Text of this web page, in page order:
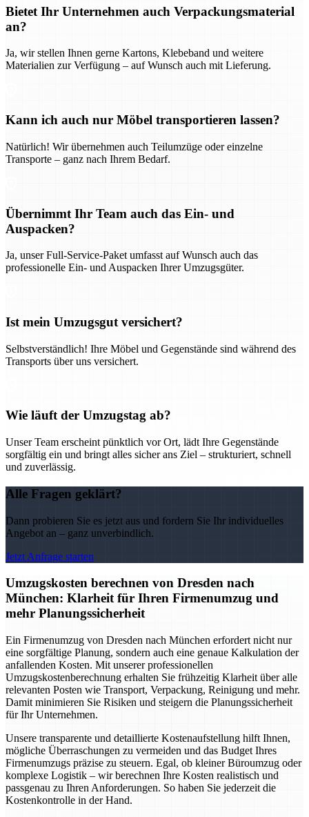
Bietet Ihr Unternehmen auch Verpackungsmaterial
an?
Ja, wir stellen Ihnen gerne Kartons, Klebeband und weitere
Materialien zur Verfügung – auf Wunsch auch mit Lieferung.
Kann ich auch nur Möbel transportieren lassen?
Natürlich! Wir übernehmen auch Teilumzüge oder einzelne
Transporte – ganz nach Ihrem Bedarf.
Übernimmt Ihr Team auch das Ein- und
Auspacken?
Ja, unser Full-Service-Paket umfasst auf Wunsch auch das
professionelle Ein- und Auspacken Ihrer Umzugsgüter.
Ist mein Umzugsgut versichert?
Selbstverständlich! Ihre Möbel und Gegenstände sind während des
Transports über uns versichert.
Wie läuft der Umzugstag ab?
Unser Team erscheint pünktlich vor Ort, lädt Ihre Gegenstände
sorgfältig ein und bringt alles sicher ans Ziel – strukturiert, schnell
und zuverlässig.
Alle Fragen geklärt?
Dann probieren Sie es jetzt aus und fordern Sie Ihr individuelles
Angebot an – ganz unverbindlich.
Jetzt Anfrage starten
Umzugskosten berechnen von Dresden nach
München: Klarheit für Ihren Firmenumzug und
mehr Planungssicherheit
Ein Firmenumzug von Dresden nach München erfordert nicht nur
eine sorgfältige Planung, sondern auch eine genaue Kalkulation der
anfallenden Kosten. Mit unserer professionellen
Umzugskostenberechnung erhalten Sie frühzeitig Klarheit über alle
relevanten Posten wie Transport, Verpackung, Reinigung und mehr.
Damit minimieren Sie Risiken und steigern die Planungssicherheit
für Ihr Unternehmen.
Unsere transparente und detaillierte Kostenaufstellung hilft Ihnen,
mögliche Überraschungen zu vermeiden und das Budget Ihres
Firmenumzugs präzise zu steuern. Egal, ob kleiner Büroumzug oder
komplexe Logistik – wir berechnen Ihre Kosten realistisch und
passgenau zu Ihren Anforderungen. So haben Sie jederzeit die
Kostenkontrolle in der Hand.